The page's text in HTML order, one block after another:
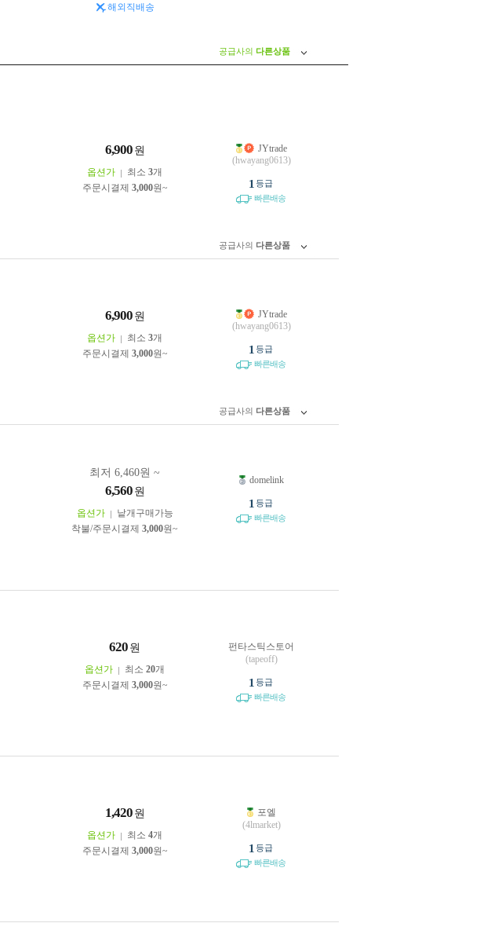
해외직배송
공급사의 다른상품
6,900 원
옵션가 최소 3개
주문시결제 3,000원~
JYtrade
(hwayang0613)
1 등급
빠른배송
공급사의 다른상품
6,900 원
옵션가 최소 3개
주문시결제 3,000원~
JYtrade
(hwayang0613)
1 등급
빠른배송
공급사의 다른상품
최저 6,460원 ~
6,560 원
옵션가
낱개구매가능
착불/주문시결제 3,000원~
domelink
1 등급
빠른배송
620 원
옵션가 최소 20개
주문시결제 3,000원~
펀타스틱스토어
(tapeoff)
1 등급
빠른배송
1,420 원
옵션가 최소 4개
주문시결제 3,000원~
포엘
(4lmarket)
1 등급
빠른배송